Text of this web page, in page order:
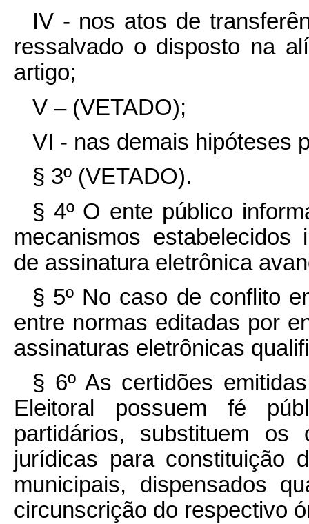
IV - nos atos de
ressalvado o disposto na
artigo;
V – (VETADO);
VI - nas demais hipóteses
§ 3º (VETADO).
§ 4º O ente público
mecanismos estabelecidos
de assinatura eletrônica
§ 5º No caso de conflito
entre normas editadas por
assinaturas eletrônicas
§ 6º As certidões
Eleitoral possuem fé
partidários, substituem
jurídicas para constituição
municipais, dispensados
circunscrição do respectivo